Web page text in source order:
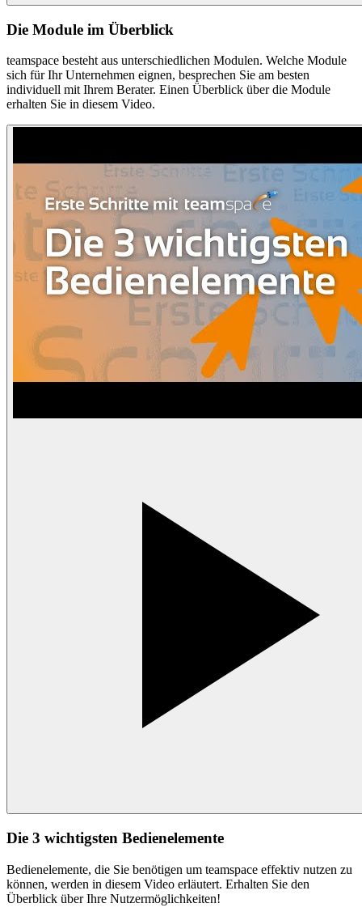
Die Module im Überblick
teamspace besteht aus unterschiedlichen Modulen. Welche Module
sich für Ihr Unternehmen eignen, besprechen Sie am besten
individuell mit Ihrem Berater. Einen Überblick über die Module
erhalten Sie in diesem Video.
Die 3 wichtigsten Bedienelemente
Bedienelemente, die Sie benötigen um teamspace effektiv nutzen zu
können, werden in diesem Video erläutert. Erhalten Sie den
Überblick über Ihre Nutzermöglichkeiten!